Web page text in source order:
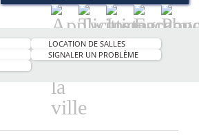
Application
smartphone
de
ville
Twitter
Instagram
LOCATION DE SALLES
SIGNALER UN PROBLÈME